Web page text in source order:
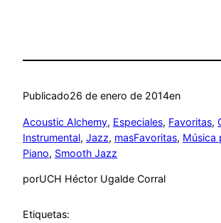
Publicado26 de enero de 2014en
Acoustic Alchemy, Especiales, Favoritas,
Instrumental, Jazz, masFavoritas, Música
Piano, Smooth Jazz
porUCH Héctor Ugalde Corral
Etiquetas: